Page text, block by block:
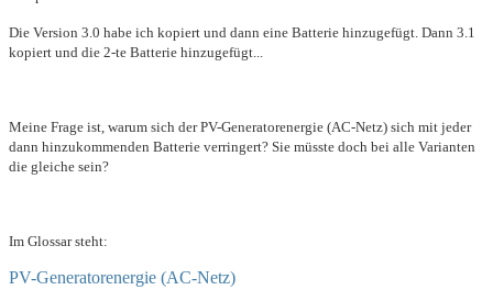
Die Version 3.0 habe ich kopiert und dann eine Batterie hinzugefügt. Dann 3.1
kopiert und die 2-te Batterie hinzugefügt...
Meine Frage ist, warum sich derPV-Generatorenergie (AC-Netz) sich mit jeder
dann hinzukommenden Batterie verringert? Sie müsste doch bei alle Varianten
die gleiche sein?
Im Glossar steht:
PV-Generatorenergie (AC-Netz)